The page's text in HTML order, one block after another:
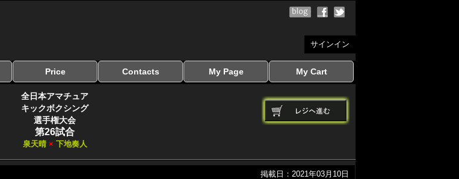
サインイン
Price
料金
お支払い方法
Contacts My Page My Cart
カートを見る
全日本アマチュア
キックボクシング
選手権大会
第26試合
泉天晴 × 下地奏人
掲載日：2021年03月10日